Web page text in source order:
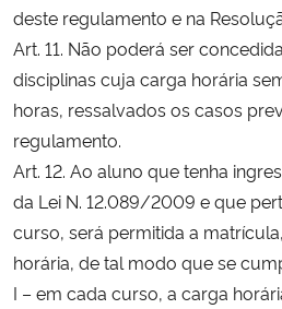
deste regulamento e na
Art. 11. Não poderá ser
disciplinas cuja carga horária
horas, ressalvados os casos
regulamento.
Art. 12. Ao aluno que tenha
da Lei N. 12.089/2009 e que
curso, será permitida a
horária, de tal modo que se
I – em cada curso, a carga